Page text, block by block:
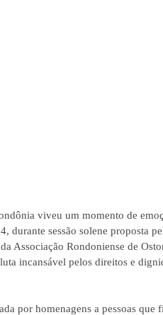
viveu um momento de
durante sessão solene proposta
Associação Rondoniense de
incansável pelos direitos e
por homenagens a pessoas